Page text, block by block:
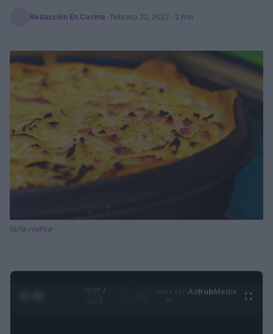
Redacción En Cocina · febrero 22, 2022 · 2 min
tarta rústica
0:27 /
AdhubMedia